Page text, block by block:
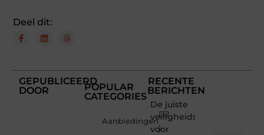
Deel dit:
GEPUBLICEERD
DOOR
POPULAR
CATEGORIES
Aanbiedingen
(32
)
RECENTE
BERICHTEN
De juiste
veiligheidsschoenen
voor